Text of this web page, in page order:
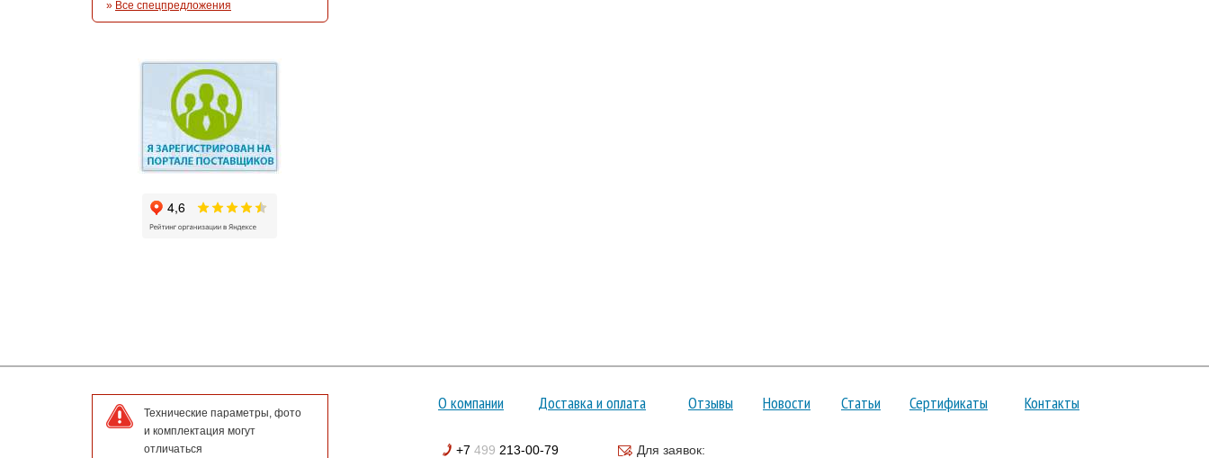
» Все спецпредложения
Технические параметры, фото
и комплектация могут
отличаться
О компании Доставка и оплата Отзывы Новости Статьи Сертификаты Контакты
+7 499 213-00-79
Для заявок: